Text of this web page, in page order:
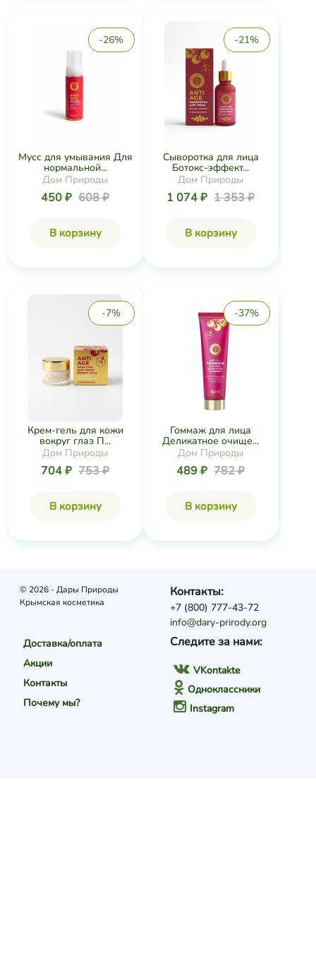
-26%
Мусс для умывания Для
нормальной...
Дом Природы
450 ₽ 608 ₽
В корзину
-21%
Сыворотка для лица
Ботокс-эффект...
Дом Природы
1 074 ₽ 1 353 ₽
В корзину
-7%
Крем-гель для кожи
вокруг глаз П...
Дом Природы
704 ₽ 753 ₽
В корзину
-37%
Гоммаж для лица
Деликатное очище...
Дом Природы
489 ₽ 782 ₽
В корзину
© 2026 - Дары Природы
Крымская косметика
Доставка/оплата
Акции
Контакты
Почему мы?
Следите за нами:
VKontakte
Одноклассники
Instagram
Контакты:
+7 (800) 777-43-72
info@dary-prirody.org